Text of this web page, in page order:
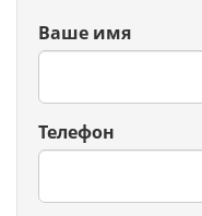
Ваше имя
Телефон